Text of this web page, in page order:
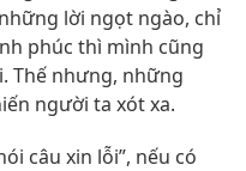
lời ngọt ngào, chỉ
phúc thì mình cũng
Thế nhưng, những
người ta xót xa.
câu xin lỗi”, nếu có